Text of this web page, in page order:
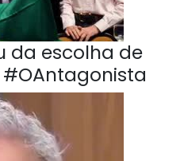
da escolha de
#OAntagonista